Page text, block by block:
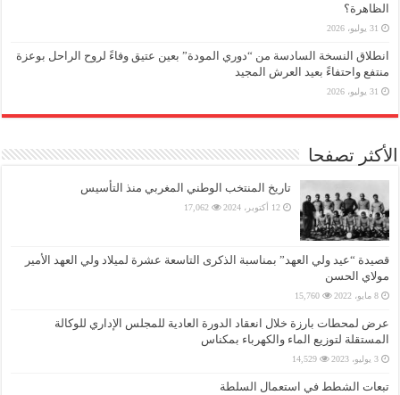
الظاهرة؟
31 يوليو، 2026
انطلاق النسخة السادسة من “دوري المودة” بعين عتيق وفاءً لروح الراحل بوعزة
منتفع واحتفاءً بعيد العرش المجيد
31 يوليو، 2026
الأكثر تصفحا
تاريخ المنتخب الوطني المغربي منذ التأسيس
12 أكتوبر، 2024 17,062
قصيدة “عيد ولي العهد” بمناسبة الذكرى التاسعة عشرة لميلاد ولي العهد الأمير
مولاي الحسن
8 مايو، 2022 15,760
عرض لمحطات بارزة خلال انعقاد الدورة العادية للمجلس الإداري للوكالة
المستقلة لتوزيع الماء والكهرباء بمكناس
3 يوليو، 2023 14,529
تبعات الشطط في استعمال السلطة